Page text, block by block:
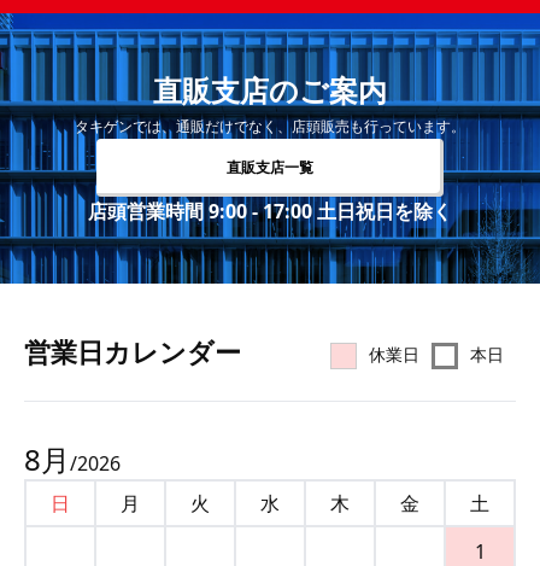
直販支店のご案内
タキゲンでは、通販だけでなく、店頭販売も行っています。
直販支店一覧
店頭営業時間 9:00 - 17:00 土日祝日を除く
営業⽇カレンダー 休業日 本日
8月 /2026
日
月 火 水 木 金
土
1